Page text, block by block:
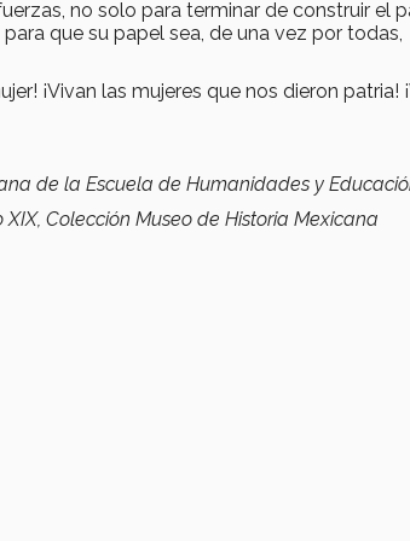
no solo para terminar de construir el
que su papel sea, de una vez por todas,
¡Vivan las mujeres que nos dieron patria!
de la Escuela de Humanidades y
XIX, Colección Museo de Historia Mexicana